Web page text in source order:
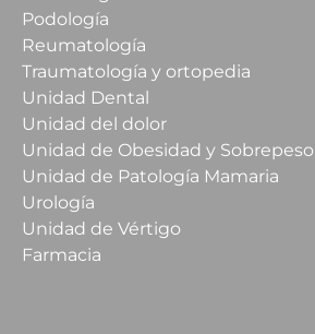
Podología
Reumatología
Traumatología y ortopedia
Unidad Dental
Unidad del dolor
Unidad de Obesidad y Sobrepeso
Unidad de Patología Mamaria
Urología
Unidad de Vértigo
Farmacia